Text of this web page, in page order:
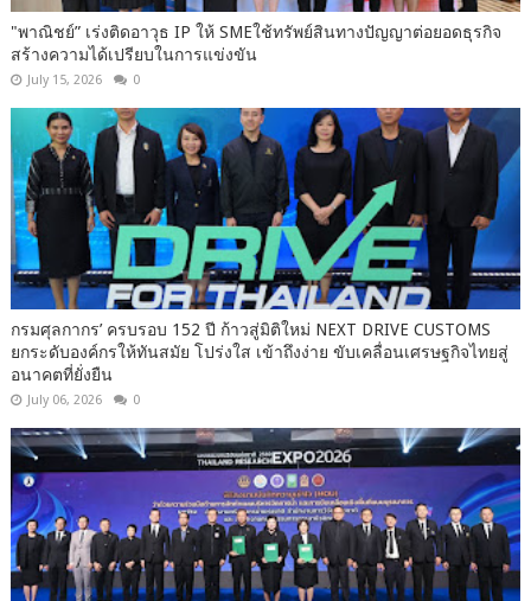
"พาณิชย์” เร่งติดอาวุธ IP ให้ SMEใช้ทรัพย์สินทางปัญญาต่อยอดธุรกิจ
สร้างความได้เปรียบในการแข่งขัน
July 15, 2026 0
กรมศุลกากร’ ครบรอบ 152 ปี ก้าวสู่มิติใหม่ NEXT DRIVE CUSTOMS
ยกระดับองค์กรให้ทันสมัย โปร่งใส เข้าถึงง่าย ขับเคลื่อนเศรษฐกิจไทยสู่
อนาคตที่ยั่งยืน
July 06, 2026 0